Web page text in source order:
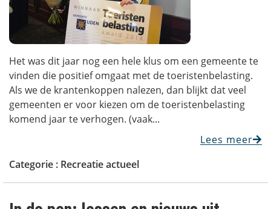
Het was dit jaar nog een hele klus om een gemeente te
vinden die positief omgaat met de toeristenbelasting.
Als we de krantenkoppen nalezen, dan blijkt dat veel
gemeenten er voor kiezen om de toeristenbelasting
komend jaar te verhogen. (vaak...
Lees meer
Categorie : Recreatie actueel